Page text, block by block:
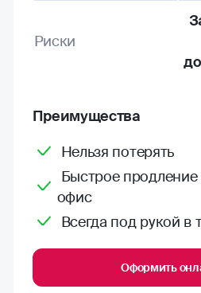
Риски
Преимущества
Нельзя потерять
Быстрое продление
офис
Всегда под рукой в
Оформить